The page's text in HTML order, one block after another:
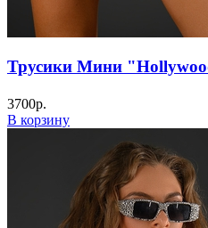
Трусики Мини
3700р.
В корзину